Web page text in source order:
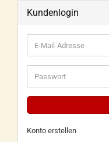
Kundenlogin
Konto erstellen